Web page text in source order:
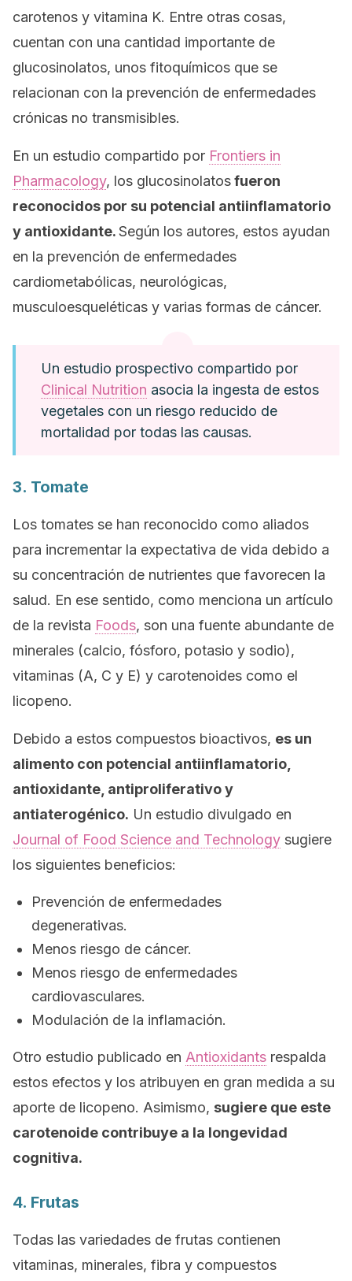
carotenos y vitamina K. Entre otras cosas,
cuentan con una cantidad importante de
glucosinolatos, unos fitoquímicos que se
relacionan con la prevención de enfermedades
crónicas no transmisibles.
En un estudio compartido por Frontiers in
Pharmacology, los glucosinolatosfueron
reconocidos por su potencial antiinflamatorio
y antioxidante.Según los autores, estos ayudan
en la prevención de enfermedades
cardiometabólicas, neurológicas,
musculoesqueléticas y varias formas de cáncer.
Un estudio prospectivo compartido por
Clinical Nutrition asocia la ingesta de estos
vegetales con un riesgo reducido de
mortalidad por todas las causas.
3. Tomate
Los tomates se han reconocido como aliados
para incrementar la expectativa de vida debido a
su concentración de nutrientes que favorecen la
salud. En ese sentido, como menciona un artículo
de la revista Foods, son una fuente abundante de
minerales (calcio, fósforo, potasio y sodio),
vitaminas (A, C y E) y carotenoides como el
licopeno.
Debido a estos compuestos bioactivos, es un
alimento con potencial antiinflamatorio,
antioxidante, antiproliferativo y
antiaterogénico. Un estudio divulgado en
Journal of Food Science and Technology sugiere
los siguientes beneficios:
Prevención de enfermedades
degenerativas.
Menos riesgo de cáncer.
Menos riesgo de enfermedades
cardiovasculares.
Modulación de la inflamación.
Otro estudio publicado en Antioxidants respalda
estos efectos y los atribuyen en gran medida a su
aporte de licopeno. Asimismo, sugiere que este
carotenoide contribuye a la longevidad
cognitiva.
4. Frutas
Todas las variedades de frutas contienen
vitaminas, minerales, fibra y compuestos